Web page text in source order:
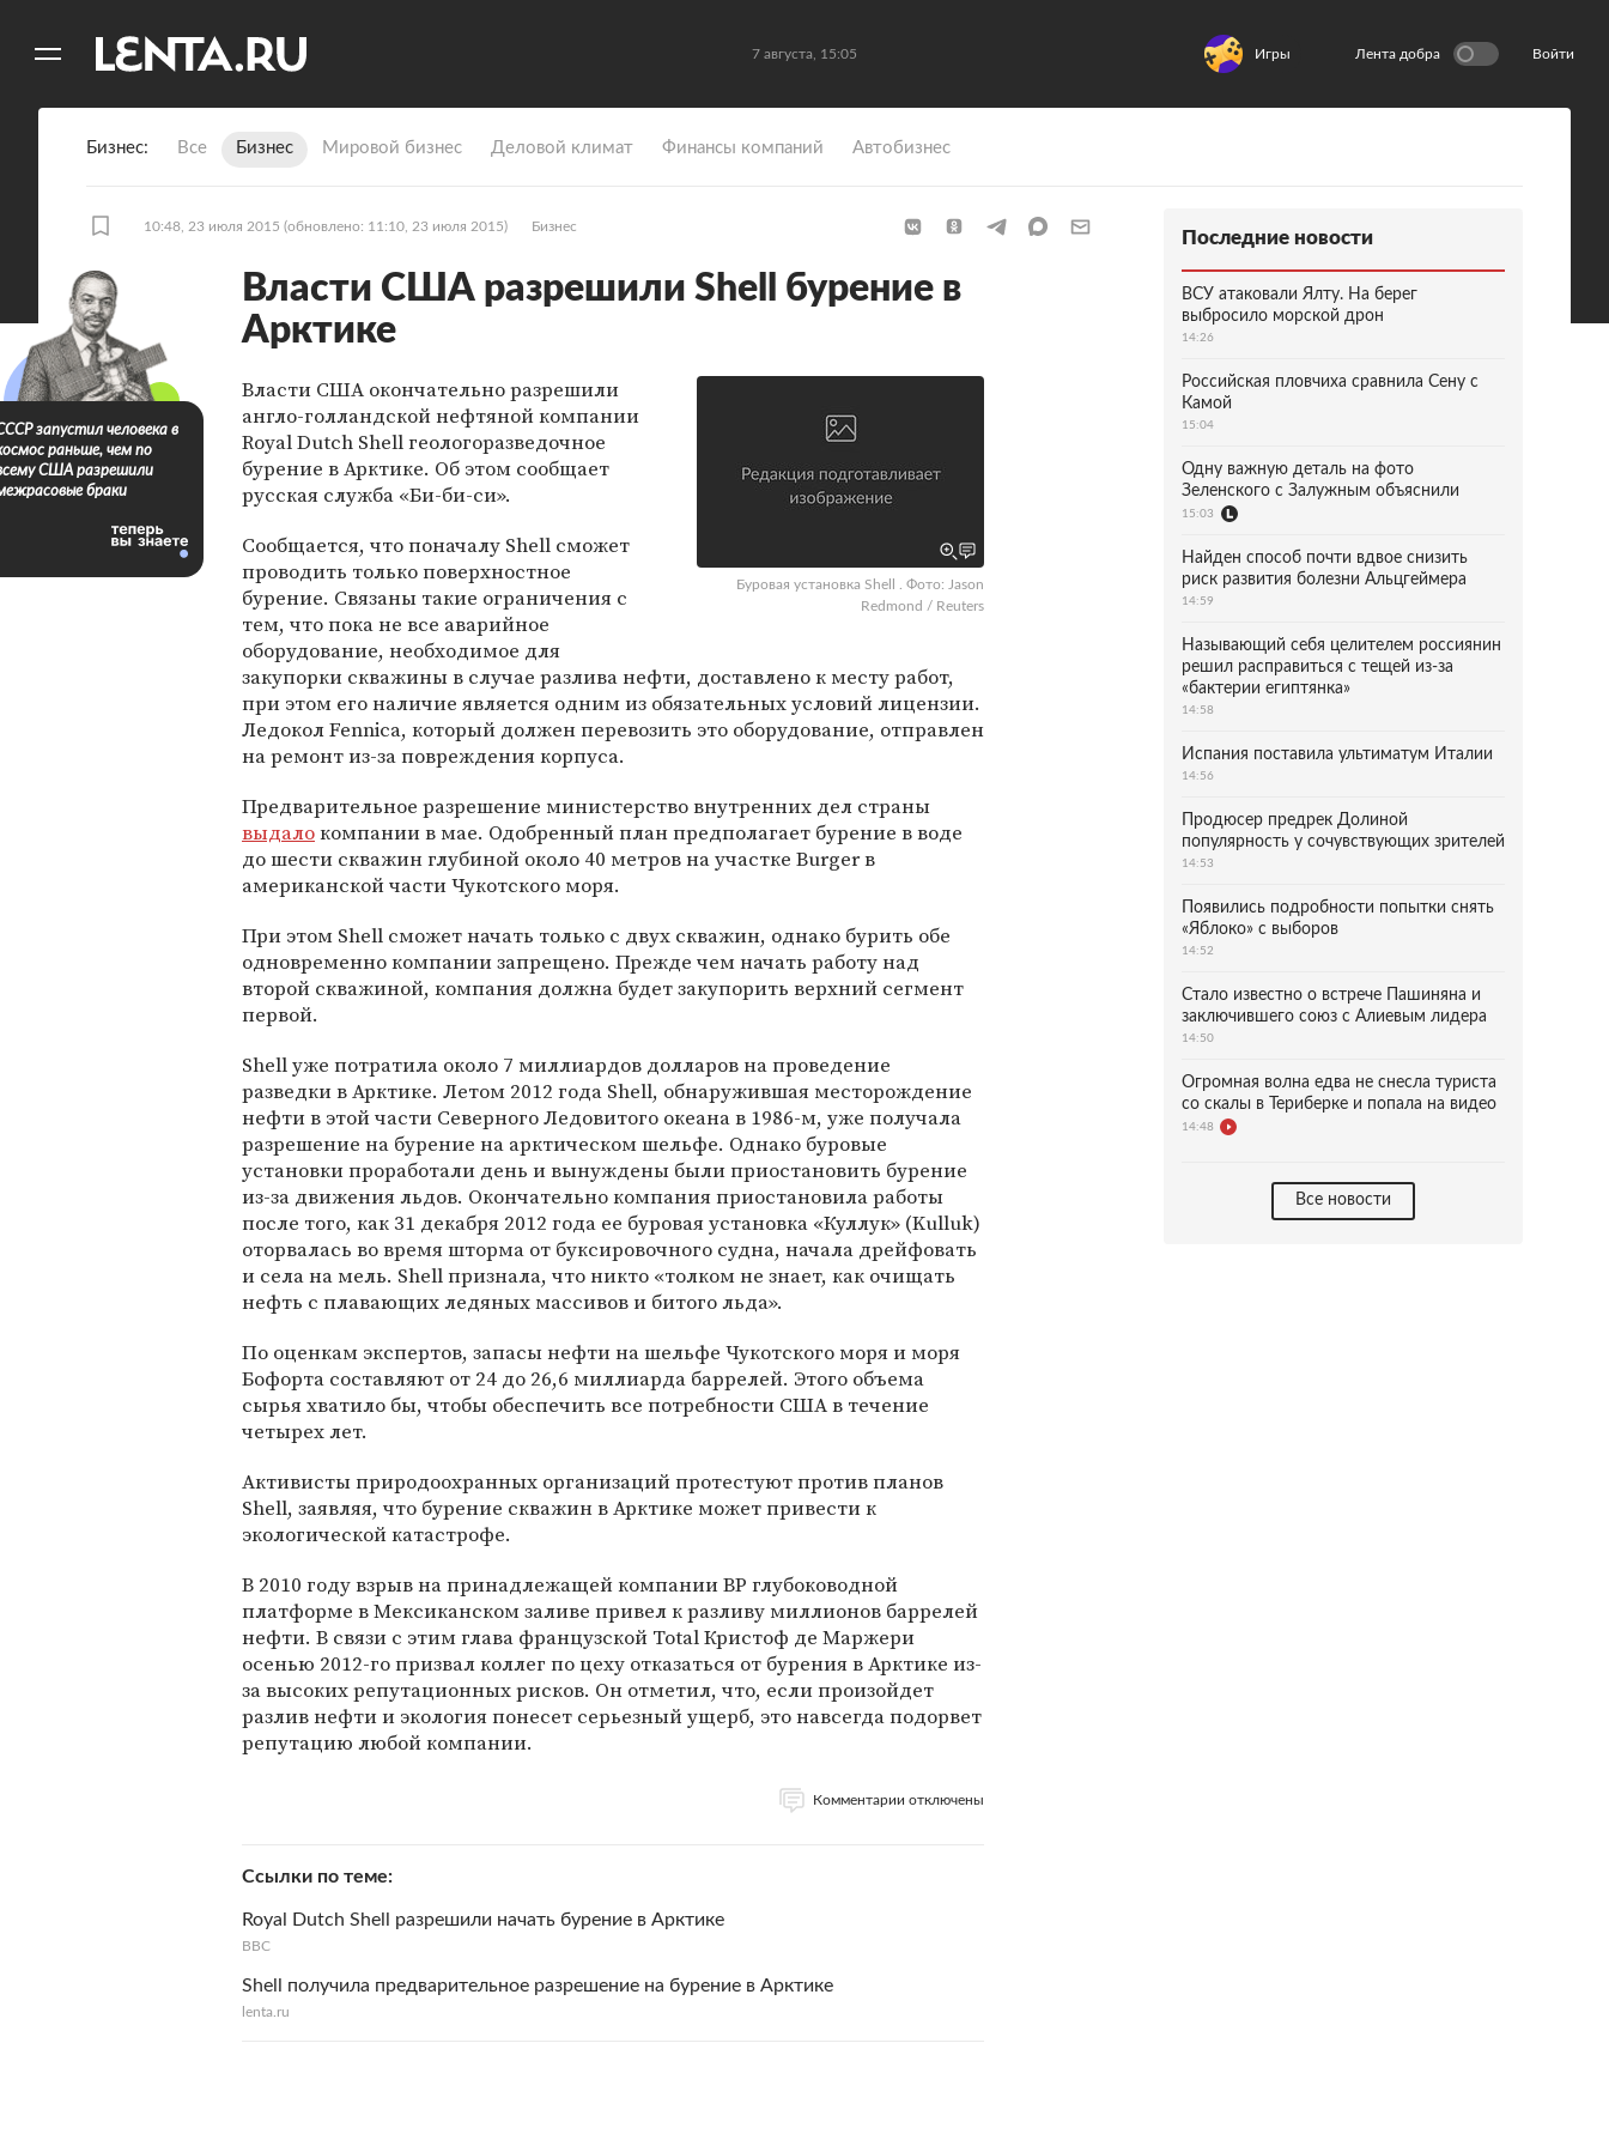
7 августа, 15:05 Игры Лента добра Войти
Бизнес Все Бизнес Мировой бизнес Деловой климат Финансы компаний Автобизнес
10:48, 23 июля 2015 (обновлено: 11:10, 23 июля 2015) Бизнес
Власти США разрешили Shell бурение в
Арктике
Буровая установка Shell . Фото: Jason
Redmond / Reuters
Власти США окончательно разрешили
англо-голландской нефтяной компании
Royal Dutch Shell геологоразведочное
бурение в Арктике. Об этом сообщает
русская служба «Би-би-си».
Сообщается, что поначалу Shell сможет
проводить только поверхностное
бурение. Связаны такие ограничения с
тем, что пока не все аварийное
оборудование, необходимое для
закупорки скважины в случае разлива нефти, доставлено к месту работ,
при этом его наличие является одним из обязательных условий лицензии.
Ледокол Fennica, который должен перевозить это оборудование, отправлен
на ремонт из-за повреждения корпуса.
Предварительное разрешение министерство внутренних дел страны
выдалокомпании в мае. Одобренный план предполагает бурение в воде
до шести скважин глубиной около 40 метров на учаcтке Burger в
американской части Чукотского моря.
При этом Shell сможет начать только с двух скважин, однако бурить обе
одновременно компании запрещено. Прежде чем начать работу над
второй скважиной, компания должна будет закупорить верхний сегмент
первой.
Shell уже потратила около 7 миллиардов долларов на проведение
разведки в Арктике. Летом 2012 года Shell, обнаружившая месторождение
нефти в этой части Северного Ледовитого океана в 1986-м, уже получала
разрешение на бурение на арктическом шельфе. Однако буровые
установки проработали день и вынуждены были приостановить бурение
из-за движения льдов. Окончательно компания приостановила работы
после того, как 31 декабря 2012 года ее буровая установка «Куллук» (Kulluk)
оторвалась во время шторма от буксировочного судна, начала дрейфовать
и села на мель. Shell признала, что никто «толком не знает, как очищать
нефть с плавающих ледяных массивов и битого льда».
По оценкам экспертов, запасы нефти на шельфе Чукотского моря и моря
Бофорта составляют от 24 до 26,6 миллиарда баррелей. Этого объема
сырья хватило бы, чтобы обеспечить все потребности США в течение
четырех лет.
Активисты природоохранных организаций протестуют против планов
Shell, заявляя, что бурение скважин в Арктике может привести к
экологической катастрофе.
В 2010 году взрыв на принадлежащей компании BP глубоководной
платформе в Мексиканском заливе привел к разливу миллионов баррелей
нефти. В связи с этим глава французской Total Кристоф де Маржери
осенью 2012-го призвал коллег по цеху отказаться от бурения в Арктике из-
за высоких репутационных рисков. Он отметил, что, если произойдет
разлив нефти и экология понесет серьезный ущерб, это навсегда подорвет
репутацию любой компании.
Комментарии отключены
Ссылки по теме
Royal Dutch Shell разрешили начать бурение в Арктике
BBC
Shell получила предварительное разрешение на бурение в Арктике
lenta.ru
запустил человека в
раньше, чем по
США разрешили
браки
Последние новости
ВСУ атаковали Ялту. На берег
выбросило морской дрон
14:26
Российская пловчиха сравнила Сену с
Камой
15:04
Одну важную деталь на фото
Зеленского с Залужным объяснили
15:03
Найден способ почти вдвое снизить
риск развития болезни Альцгеймера
14:59
Называющий себя целителем россиянин
решил расправиться с тещей из-за
«бактерии египтянка»
14:58
Испания поставила ультиматум Италии
14:56
Продюсер предрек Долиной
популярность у сочувствующих зрителей
14:53
Появились подробности попытки снять
«Яблоко» с выборов
14:52
Стало известно о встрече Пашиняна и
заключившего союз с Алиевым лидера
14:50
Огромная волна едва не снесла туриста
со скалы в Териберке и попала на видео
14:48
Все новости